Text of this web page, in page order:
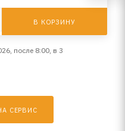
В КОРЗИНУ
после 8:00, в 3
СЕРВИС